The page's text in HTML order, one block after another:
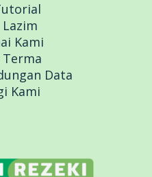
Lazim
Kami
Terma
Data
Kami